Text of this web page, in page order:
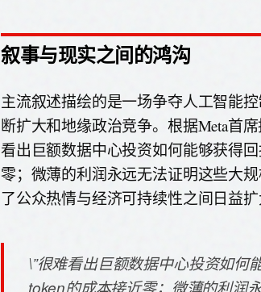
叙事与现实之间的鸿沟
主流叙述描绘的是一场争夺人工智能
断扩大和地缘政治竞争。根据Meta首
看出巨额数据中心投资如何能够获得
零；微薄的利润永远无法证明这些大
了公众热情与经济可持续性之间日益扩
\”很难看出巨额数据中心投资如何
token的成本接近零；微薄的利润